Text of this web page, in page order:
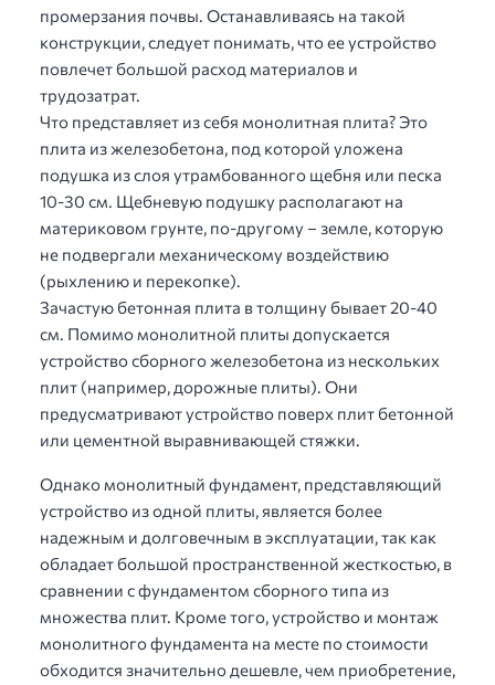
промерзания почвы. Останавливаясь на такой
конструкции, следует понимать, что ее устройство
повлечет большой расход материалов и
трудозатрат.
Что представляет из себя монолитная плита? Это
плита из железобетона, под которой уложена
подушка из слоя утрамбованного щебня или песка
10-30 см. Щебневую подушку располагают на
материковом грунте, по-другому – земле, которую
не подвергали механическому воздействию
(рыхлению и перекопке).
Зачастую бетонная плита в толщину бывает 20-40
см. Помимо монолитной плиты допускается
устройство сборного железобетона из нескольких
плит (например, дорожные плиты). Они
предусматривают устройство поверх плит бетонной
или цементной выравнивающей стяжки.
Однако монолитный фундамент, представляющий
устройство из одной плиты, является более
надежным и долговечным в эксплуатации, так как
обладает большой пространственной жесткостью, в
сравнении с фундаментом сборного типа из
множества плит. Кроме того, устройство и монтаж
монолитного фундамента на месте по стоимости
обходится значительно дешевле, чем приобретение,